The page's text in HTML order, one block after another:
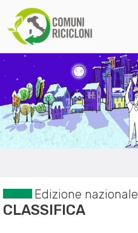
Edizione nazionale
CLASSIFICA